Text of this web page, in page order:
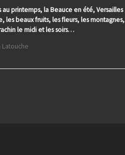
au printemps, la Beauce en été, Versailles
les beaux fruits, les fleurs, les montagnes,
le midi et les soirs…
Latouche